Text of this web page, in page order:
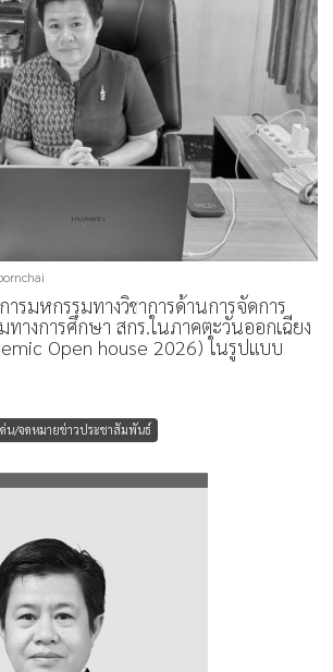
ารมหกรรมทางวิชาการด้านการจัดการ
ทางการศึกษา สกร.ในภาคตะวันออกเฉียง
Open house 2026) ในรูปแบบ
ด่น/จดหมายข่าวประชาสัมพันธ์